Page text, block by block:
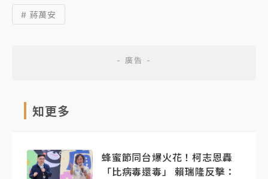
# 蔣萬安
知更多
蜂蜜節同台爆火花！柯志恩轟
「比病毒還毒」 賴瑞隆反擊：